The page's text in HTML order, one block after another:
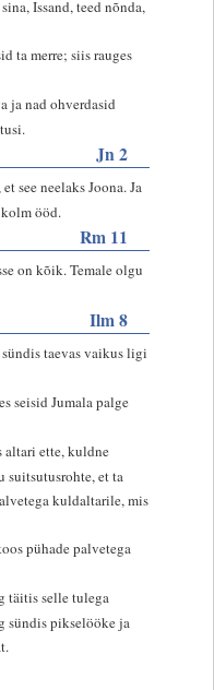
Issand, teed nõnda,
ta merre; siis rauges
ja nad ohverdasid
Jn 2
see neelaks Joona. Ja
ööd.
Rm 11
on kõik. Temale olgu
Ilm 8
taevas vaikus ligi
seisid Jumala palge
ette, kuldne
suitsutusrohte, et ta
kuldaltarile, mis
pühade palvetega
täitis selle tulega
sündis pikselööke ja